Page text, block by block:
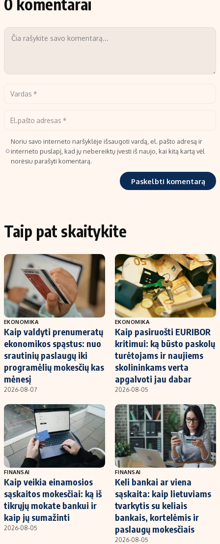
Noriu savo interneto naršyklėje išsaugoti vardą, el. pašto adresą ir
interneto puslapį, kad jų nebereiktų įvesti iš naujo, kai kitą kartą vėl
norėsiu parašyti komentarą.
Taip pat skaitykite
EKONOMIKA
Kaip valdyti prenumeratų
ekonomikos spąstus: nuo
srautinių paslaugų iki
programėlių mokesčių kas
mėnesį
2026-08-07
EKONOMIKA
Kaip pasiruošti EURIBOR
kritimui: ką būsto paskolų
turėtojams ir naujiems
skolininkams verta
apgalvoti jau dabar
2026-08-05
FINANSAI
Kaip veikia einamosios
sąskaitos mokesčiai: ką iš
tikrųjų mokate bankui ir
kaip jų sumažinti
2026-08-05
FINANSAI
Keli bankai ar viena
sąskaita: kaip lietuviams
tvarkytis su keliais
bankais, kortelėmis ir
paslaugų mokesčiais
2026-08-05